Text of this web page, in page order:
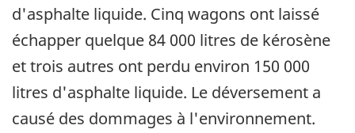
d'asphalte liquide. Cinq wagons ont laissé
échapper quelque 84 000 litres de kérosène
et trois autres ont perdu environ 150 000
litres d'asphalte liquide. Le déversement a
causé des dommages à l'environnement.